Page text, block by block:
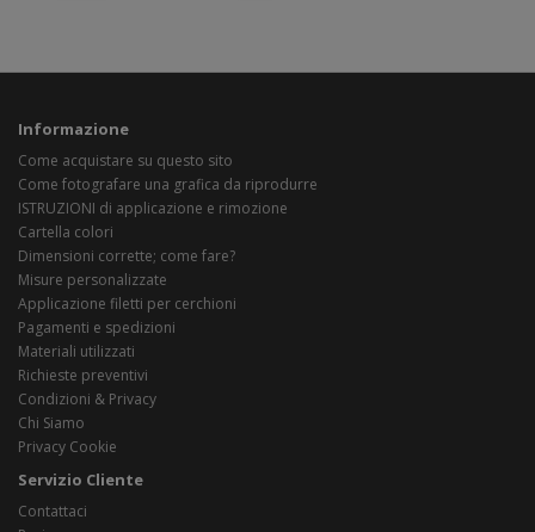
Informazione
Come acquistare su questo sito
Come fotografare una grafica da riprodurre
ISTRUZIONI di applicazione e rimozione
Cartella colori
Dimensioni corrette; come fare?
Misure personalizzate
Applicazione filetti per cerchioni
Pagamenti e spedizioni
Materiali utilizzati
Richieste preventivi
Condizioni & Privacy
Chi Siamo
Privacy Cookie
Servizio Cliente
Contattaci